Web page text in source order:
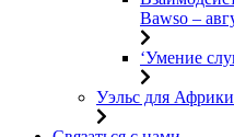
Bawso –
‘Умение
Уэльс для Африки